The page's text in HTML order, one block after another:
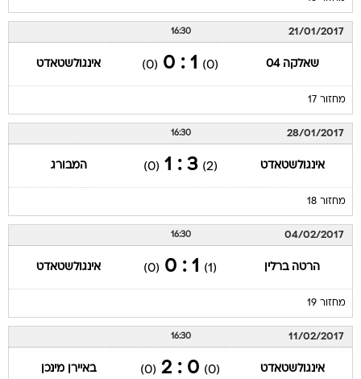
21/01/2017
16:30
שאלקה 04 (0)
1 : 0
(0) אינגולשטאדט
מחזור 17
28/01/2017
16:30
אינגולשטאדט (2)
3 : 1
(0) המבורג
מחזור 18
04/02/2017
16:30
הרטה ברלין (1)
1 : 0
(0) אינגולשטאדט
מחזור 19
11/02/2017
16:30
אינגולשטאדט (0)
0 : 2
(0) באיירן מינכן